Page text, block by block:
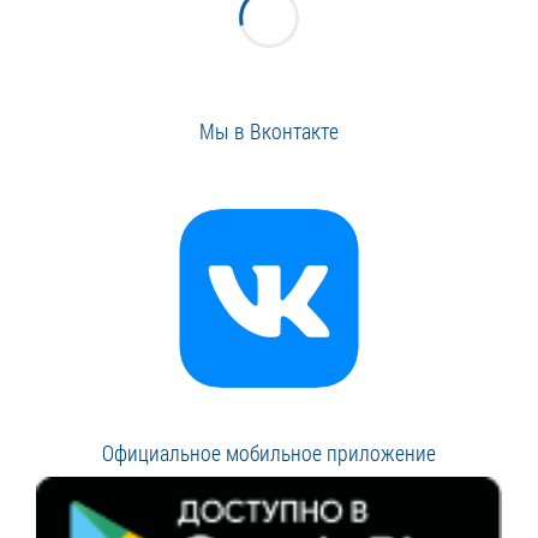
Мы в Вконтакте
Официальное мобильное приложение